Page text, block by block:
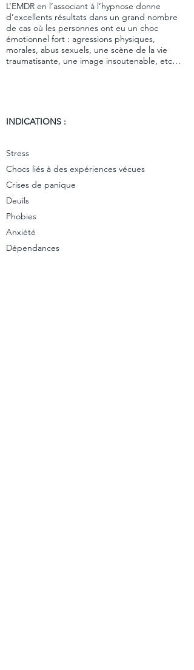
L’EMDR en l’associant à l’hypnose donne
d’excellents résultats dans un grand nombre
de cas où les personnes ont eu un choc
émotionnel fort : agressions physiques,
morales, abus sexuels, une scène de la vie
traumatisante, une image insoutenable, etc…
INDICATIONS :
Stress
Chocs liés à des expériences vécues
Crises de panique
Deuils
Phobies
Anxiété
Dépendances